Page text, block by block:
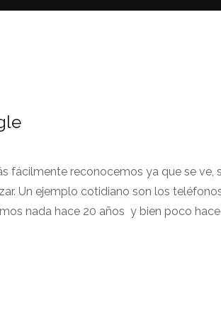
fácilmente reconocemos ya que se ve,
Un ejemplo cotidiano son los
nada hace 20 años y bien poco hace